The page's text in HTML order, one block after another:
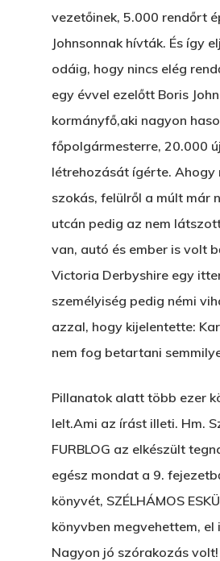
vezetőinek, 5.000 rendőrt
Johnsonnak hívták. És így
odáig, hogy nincs elég
egy évvel ezelőtt Boris
kormányfő,aki nagyon
főpolgármesterre, 20.000
létrehozását ígérte. Ahogy
szokás, felülről a múlt már
utcán pedig az nem
van, autó és ember is volt
Victoria Derbyshire egy
személyiség pedig némi
azzal, hogy kijelentette:
nem fog betartani
Pillanatok alatt több ezer
lelt.Ami az írást illeti. Hm.
FURBLOG az elkészült
egész mondat a 9.
könyvét, SZÉLHÁMOS
könyvben megvehettem, el
Nagyon jó szórakozás